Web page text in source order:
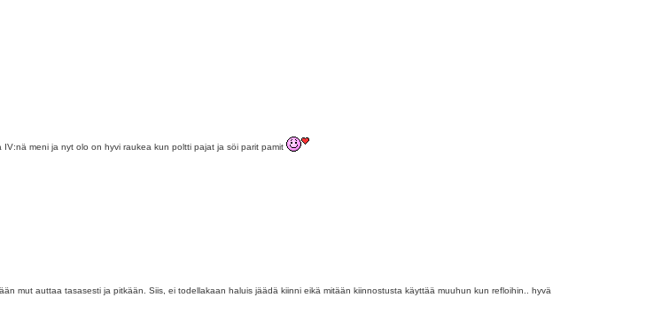
meni ja nyt olo on hyvi raukea kun poltti pajat ja söi parit pamit
mut auttaa tasasesti ja pitkään. Siis, ei todellakaan haluis jäädä kiinni eikä mitään kiinnostusta käyttää muuhun kun refloihin.. hyvä